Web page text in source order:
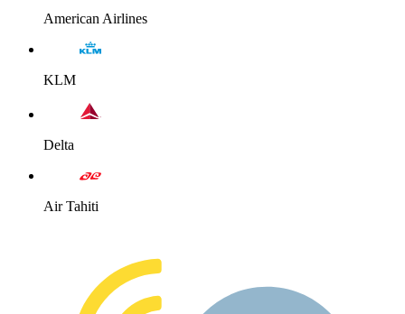
American Airlines
KLM
Delta
Air Tahiti